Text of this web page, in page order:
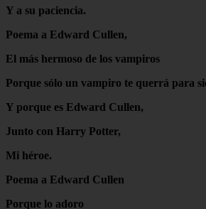
Y a su paciencia.
Poema a Edward Cullen,
El más hermoso de los vampiros
Porque sólo un vampiro te querrá para
Y porque es Edward Cullen,
Junto con Harry Potter,
Mi héroe.
Poema a Edward Cullen
Porque lo adoro